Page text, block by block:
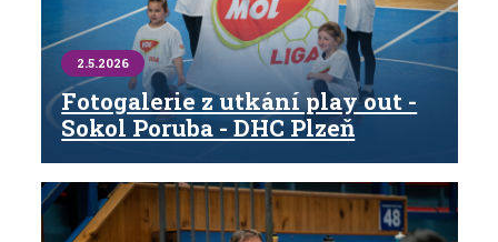
2.5.2026
Fotogalerie z utkání play out -
Sokol Poruba - DHC Plzeň